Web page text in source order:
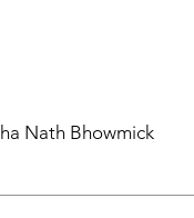
Nath Bhowmick